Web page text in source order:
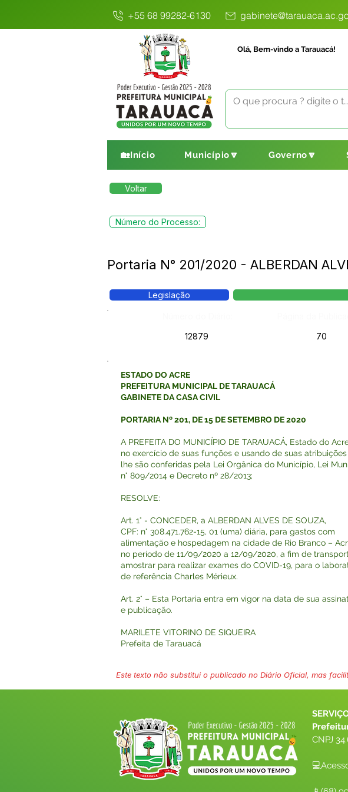
+55 68 99282-6130
Olá, Bem-vindo a Tarauacá!
🏡Início Município🔽 Governo🔽
Voltar
Número do Processo:
Portaria N° 201/2020 - ALBERDAN
Legislação
12879
70
ESTADO DO ACRE
PREFEITURA MUNICIPAL DE TARAUACÁ
GABINETE DA CASA CIVIL
PORTARIA Nº 201, DE 15 DE SETEMBRO DE 2020
A PREFEITA DO MUNICÍPIO DE TARAUACÁ, Estado do
no exercício de suas funções e usando de suas
lhe são conferidas pela Lei Orgânica do Município, Lei
n° 809/2014 e Decreto nº 28/2013;
RESOLVE:
Art. 1° - CONCEDER, a ALBERDAN ALVES DE SOUZA,
CPF: n° 308.471.762-15, 01 (uma) diária, para gastos com
alimentação e hospedagem na cidade de Rio Branco –
no período de 11/09/2020 a 12/09/2020, a fim de
amostrar para realizar exames do COVID-19, para o
de referência Charles Mérieux.
Art. 2° – Esta Portaria entra em vigor na data de sua
e publicação.
MARILETE VITORINO DE SIQUEIRA
Prefeita de Tarauacá
Este texto não substitui o publicado no Diário Oficial, mas
CNPJ